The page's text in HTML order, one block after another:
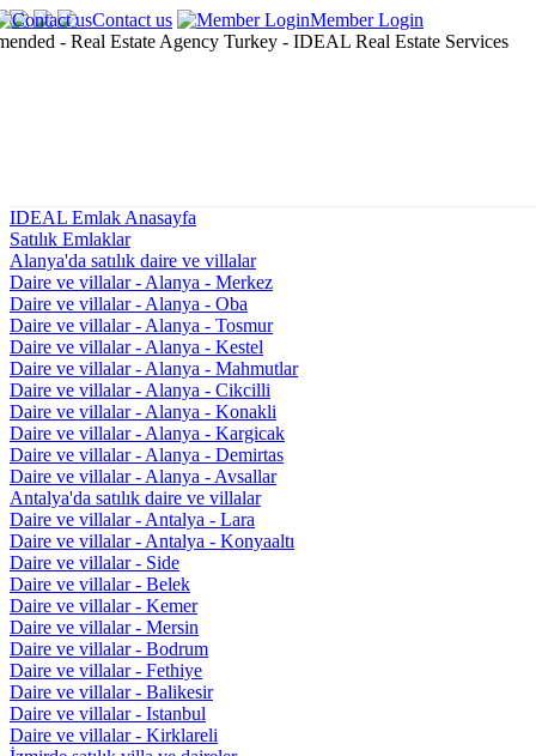
Contact us Member Login
IDEAL Emlak Anasayfa
Satılık Emlaklar
Alanya'da satılık daire ve villalar
Daire ve villalar - Alanya - Merkez
Daire ve villalar - Alanya - Oba
Daire ve villalar - Alanya - Tosmur
Daire ve villalar - Alanya - Kestel
Daire ve villalar - Alanya - Mahmutlar
Daire ve villalar - Alanya - Cikcilli
Daire ve villalar - Alanya - Konakli
Daire ve villalar - Alanya - Kargicak
Daire ve villalar - Alanya - Demirtas
Daire ve villalar - Alanya - Avsallar
Antalya'da satılık daire ve villalar
Daire ve villalar - Antalya - Lara
Daire ve villalar - Antalya - Konyaaltı
Daire ve villalar - Side
Daire ve villalar - Belek
Daire ve villalar - Kemer
Daire ve villalar - Mersin
Daire ve villalar - Bodrum
Daire ve villalar - Fethiye
Daire ve villalar - Balikesir
Daire ve villalar - Istanbul
Daire ve villalar - Kirklareli